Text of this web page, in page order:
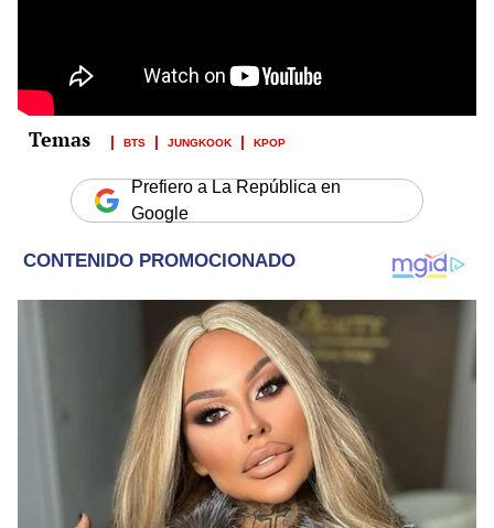
BTS JUNGKOOK KPOP
Prefiero a La República en
Google